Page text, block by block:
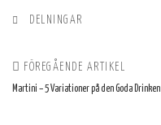
DELNINGAR
FÖREGÅENDE ARTIKEL
Martini – 5 Variationer på den Goda Drinken